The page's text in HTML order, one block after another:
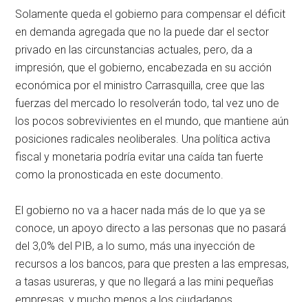
Solamente queda el gobierno para compensar el déficit
en demanda agregada que no la puede dar el sector
privado en las circunstancias actuales, pero, da a
impresión, que el gobierno, encabezada en su acción
económica por el ministro Carrasquilla, cree que las
fuerzas del mercado lo resolverán todo, tal vez uno de
los pocos sobrevivientes en el mundo, que mantiene aún
posiciones radicales neoliberales. Una política activa
fiscal y monetaria podría evitar una caída tan fuerte
como la pronosticada en este documento.
El gobierno no va a hacer nada más de lo que ya se
conoce, un apoyo directo a las personas que no pasará
del 3,0% del PIB, a lo sumo, más una inyección de
recursos a los bancos, para que presten a las empresas,
a tasas usureras, y que no llegará a las mini pequeñas